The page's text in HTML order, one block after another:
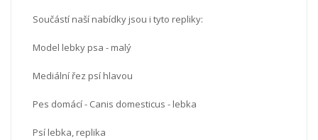
Součástí naší nabídky jsou i tyto repliky:
Model lebky psa - malý
Mediální řez psí hlavou
Pes domácí - Canis domesticus - lebka
Psí lebka, replika